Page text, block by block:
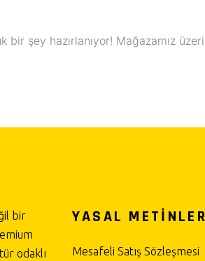
bir şey hazırlanıyor! Mağazamız
bir
odaklı
YASAL METİNLER
Mesafeli Satış Sözleşmesi